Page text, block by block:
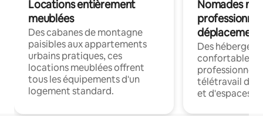
Locations entièrement
meublées
Des cabanes de montagne
paisibles aux appartements
urbains pratiques, ces
locations meublées offrent
tous les équipements d'un
logement standard.
Nomades
déplacement
Des
confortables
professionnels
télétravail
et d'espaces